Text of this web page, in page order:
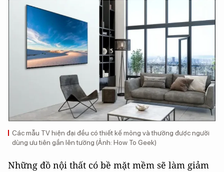
Các mẫu TV hiện đại đều có thiết kế mỏng và thường được người
dùng ưu tiên gắn lên tường (Ảnh: How To Geek)
Những đồ nội thất có bề mặt mềm sẽ làm giảm